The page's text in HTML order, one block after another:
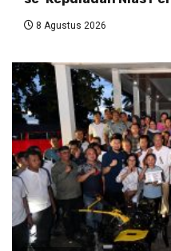
8 Agustus 2026